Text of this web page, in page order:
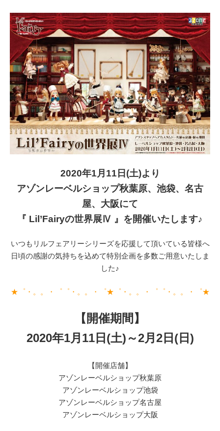
2020年1月11日(土)より
アゾンレーベルショップ秋葉原、池袋、名古
屋、大阪にて
『 Lil’Fairyの世界展Ⅳ 』を開催いたします♪
いつもリルフェアリーシリーズを応援して頂いている皆様へ
日頃の感謝の気持ちを込めて特別企画を多数ご用意いたしま
した♪
★゜・。。・゜゜・。。・゜★゜・。。・゜゜・。。・゜★
【開催期間】
2020年1月11日(土)～2月2日(日)
【開催店舗】
アゾンレーベルショップ秋葉原
アゾンレーベルショップ池袋
アゾンレーベルショップ名古屋
アゾンレーベルショップ大阪